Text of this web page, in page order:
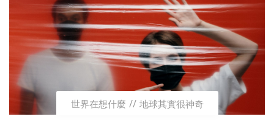
職場商業經濟
影片專區
關於我們
世界在想什麼 地球其實很神奇